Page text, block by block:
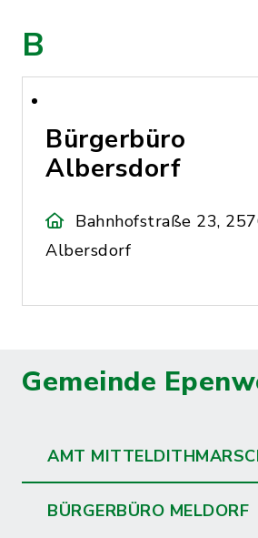
B
Bürgerbüro
Albersdorf
Bahnhofstraße 23,
Albersdorf
Gemeinde
AMT
BÜRGERBÜRO MELDORF